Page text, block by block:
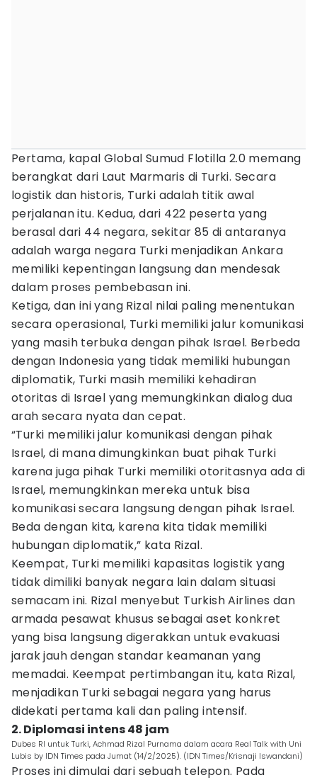
Pertama, kapal Global Sumud Flotilla 2.0 memang
berangkat dari Laut Marmaris di Turki. Secara
logistik dan historis, Turki adalah titik awal
perjalanan itu. Kedua, dari 422 peserta yang
berasal dari 44 negara, sekitar 85 di antaranya
adalah warga negara Turki menjadikan Ankara
memiliki kepentingan langsung dan mendesak
dalam proses pembebasan ini.
Ketiga, dan ini yang Rizal nilai paling menentukan
secara operasional, Turki memiliki jalur komunikasi
yang masih terbuka dengan pihak Israel. Berbeda
dengan Indonesia yang tidak memiliki hubungan
diplomatik, Turki masih memiliki kehadiran
otoritas di Israel yang memungkinkan dialog dua
arah secara nyata dan cepat.
“Turki memiliki jalur komunikasi dengan pihak
Israel, di mana dimungkinkan buat pihak Turki
karena juga pihak Turki memiliki otoritasnya ada di
Israel, memungkinkan mereka untuk bisa
komunikasi secara langsung dengan pihak Israel.
Beda dengan kita, karena kita tidak memiliki
hubungan diplomatik,” kata Rizal.
Keempat, Turki memiliki kapasitas logistik yang
tidak dimiliki banyak negara lain dalam situasi
semacam ini. Rizal menyebut Turkish Airlines dan
armada pesawat khusus sebagai aset konkret
yang bisa langsung digerakkan untuk evakuasi
jarak jauh dengan standar keamanan yang
memadai. Keempat pertimbangan itu, kata Rizal,
menjadikan Turki sebagai negara yang harus
didekati pertama kali dan paling intensif.
2. Diplomasi intens 48 jam
Dubes RI untuk Turki, Achmad Rizal Purnama dalam acara Real Talk with Uni
Lubis by IDN Times pada Jumat (14/2/2025). (IDN Times/Krisnaji Iswandani)
Proses ini dimulai dari sebuah telepon. Pada